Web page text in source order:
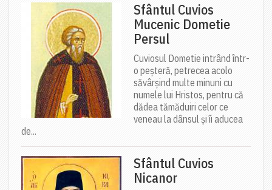
Sfântul Cuvios
Mucenic Dometie
Persul
Cuviosul Dometie intrând într-
o peșteră, petrecea acolo
săvârșind multe minuni cu
numele lui Hristos, pentru că
dădea tămăduiri celor ce
veneau la dânsul și îi aducea
de...
Sfântul Cuvios
Nicanor